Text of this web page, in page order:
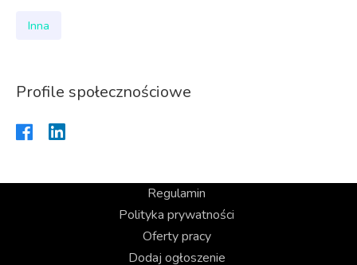
Inna
Profile społecznościowe
Regulamin
Polityka prywatności
Oferty pracy
Dodaj ogłoszenie